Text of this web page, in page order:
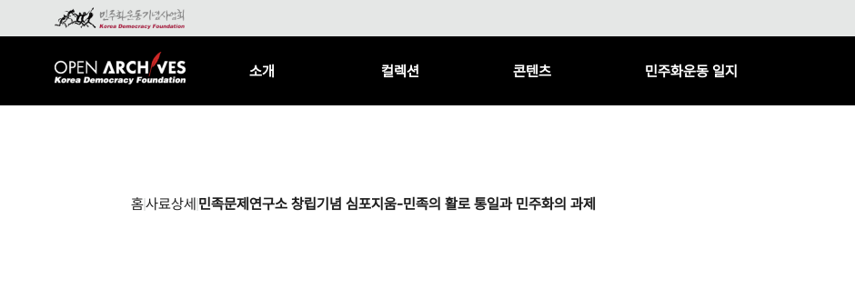
소개 컬렉션 콘텐츠 민주화운동 일지
홈사료상세 민족문제연구소 창립기념 심포지움-민족의 활로 통일과 민주화의 과제